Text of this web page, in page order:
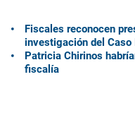
Fiscales reconocen
investigación del
Patricia Chirinos
fiscalía